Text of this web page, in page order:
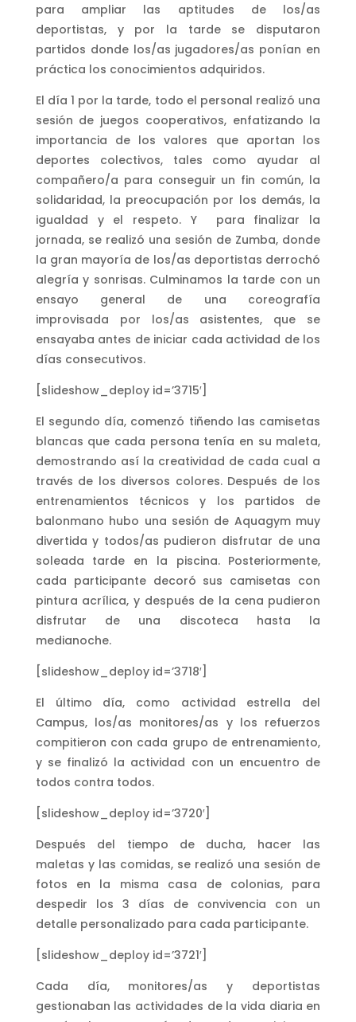
para ampliar las aptitudes de los/as
deportistas, y por la tarde se disputaron
partidos donde los/as jugadores/as ponían en
práctica los conocimientos adquiridos.
El día 1 por la tarde, todo el personal realizó una
sesión de juegos cooperativos, enfatizando la
importancia de los valores que aportan los
deportes colectivos, tales como ayudar al
compañero/a para conseguir un fin común, la
solidaridad, la preocupación por los demás, la
igualdad y el respeto. Y para finalizar la
jornada, se realizó una sesión de Zumba, donde
la gran mayoría de los/as deportistas derrochó
alegría y sonrisas. Culminamos la tarde con un
ensayo general de una coreografía
improvisada por los/as asistentes, que se
ensayaba antes de iniciar cada actividad de los
días consecutivos.
[slideshow_deploy id=’3715′]
El segundo día, comenzó tiñendo las camisetas
blancas que cada persona tenía en su maleta,
demostrando así la creatividad de cada cual a
través de los diversos colores. Después de los
entrenamientos técnicos y los partidos de
balonmano hubo una sesión de Aquagym muy
divertida y todos/as pudieron disfrutar de una
soleada tarde en la piscina. Posteriormente,
cada participante decoró sus camisetas con
pintura acrílica, y después de la cena pudieron
disfrutar de una discoteca hasta la
medianoche.
[slideshow_deploy id=’3718′]
El último día, como actividad estrella del
Campus, los/as monitores/as y los refuerzos
compitieron con cada grupo de entrenamiento,
y se finalizó la actividad con un encuentro de
todos contra todos.
[slideshow_deploy id=’3720′]
Después del tiempo de ducha, hacer las
maletas y las comidas, se realizó una sesión de
fotos en la misma casa de colonias, para
despedir los 3 días de convivencia con un
detalle personalizado para cada participante.
[slideshow_deploy id=’3721′]
Cada día, monitores/as y deportistas
gestionaban las actividades de la vida diaria en